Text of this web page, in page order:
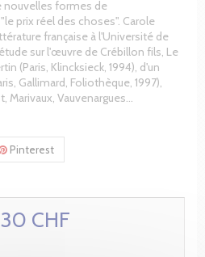
formes de
prix réel des choses". Carole
française à l'Université de
sur l'œuvre de Crébillon fils, Le
(Paris, Klincksieck, 1994), d'un
Gallimard, Foliothèque, 1997),
Vauvenargues...
Pinterest
CHF